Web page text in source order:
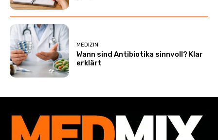
MEDIZIN
Wann sind Antibiotika sinnvoll? Klar
erklärt